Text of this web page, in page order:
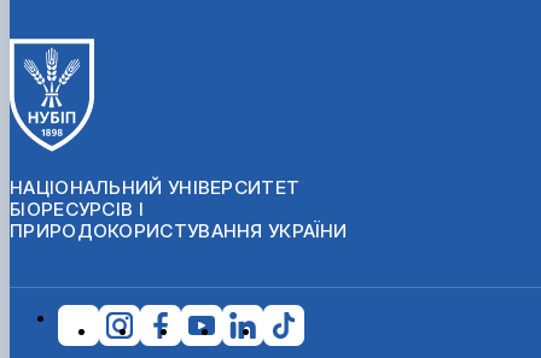
НАЦІОНАЛЬНИЙ УНІВЕРСИТЕТ
БІОРЕСУРСІВ І
ПРИРОДОКОРИСТУВАННЯ УКРАЇНИ